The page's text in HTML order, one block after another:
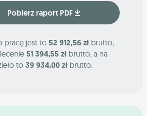
Pobierz raport PDF
pracę jest to52 912,56 zł brutto,
51 394,55 zł brutto, a na
to 39 934,00 zł brutto.